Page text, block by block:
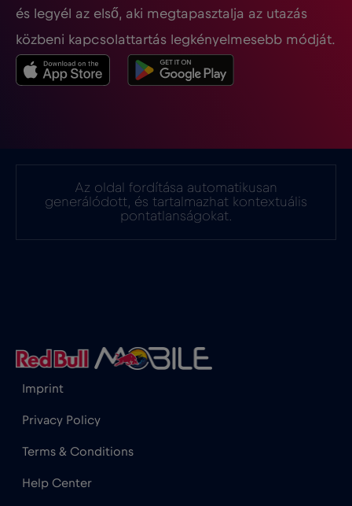
és legyél az első, aki megtapasztalja az utazás
közbeni kapcsolattartás legkényelmesebb módját.
Az oldal fordítása automatikusan
generálódott, és tartalmazhat kontextuális
pontatlanságokat.
Imprint
Privacy Policy
Terms & Conditions
Help Center